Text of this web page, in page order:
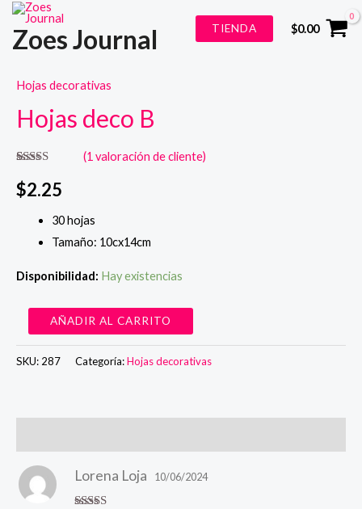
contenido
Zoes Journal TIENDA $0.00
Hojas decorativas
Hojas deco B
5.00 sobre 5
basado en
de cliente
(1 valoración de cliente)
$2.25
30 hojas
Tamaño: 10cx14cm
Disponibilidad: Hay existencias
B
AÑADIR AL CARRITO
SKU: 287 Categoría:Hojas decorativas
Lorena Loja 10/06/2024